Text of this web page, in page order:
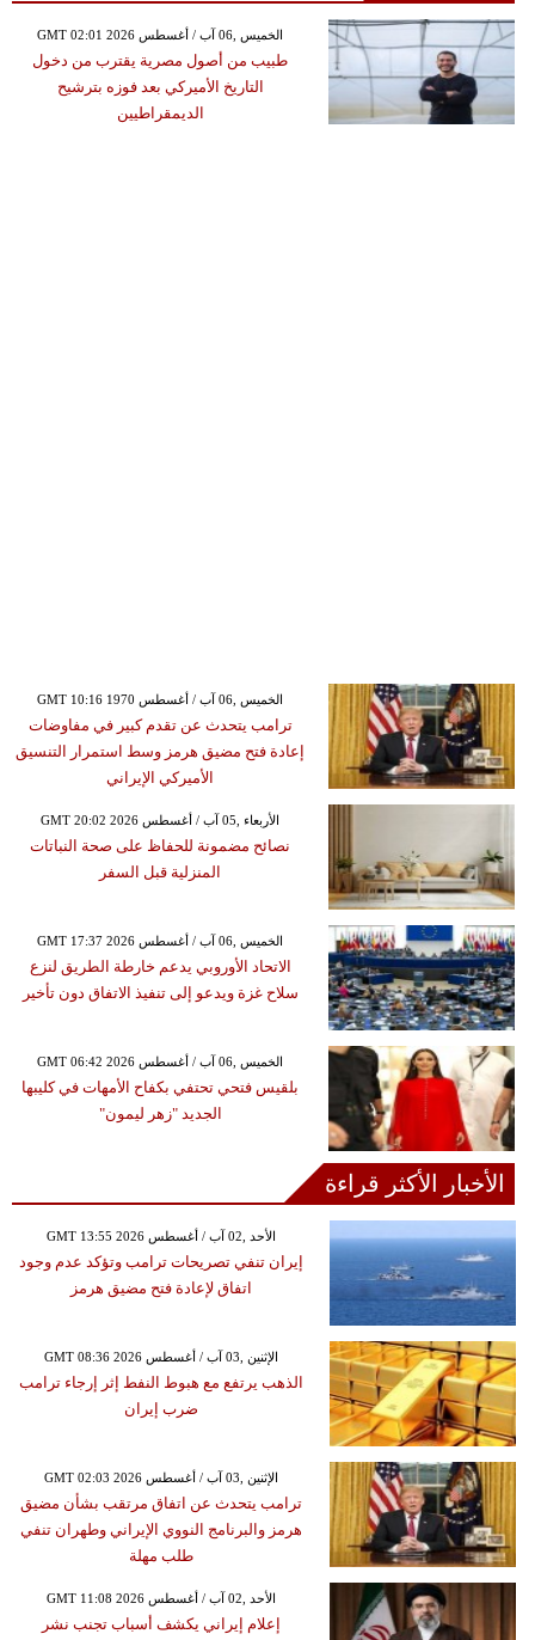
GMT 02:01 2026 الخميس ,06 آب / أغسطس
طبيب من أصول مصرية يقترب من دخول
التاريخ الأميركي بعد فوزه بترشيح
الديمقراطيين
GMT 10:16 1970 الخميس ,06 آب / أغسطس
ترامب يتحدث عن تقدم كبير في مفاوضات
إعادة فتح مضيق هرمز وسط استمرار التنسيق
الأميركي الإيراني
GMT 20:02 2026 الأربعاء ,05 آب / أغسطس
نصائح مضمونة للحفاظ على صحة النباتات
المنزلية قبل السفر
GMT 17:37 2026 الخميس ,06 آب / أغسطس
الاتحاد الأوروبي يدعم خارطة الطريق لنزع
سلاح غزة ويدعو إلى تنفيذ الاتفاق دون تأخير
GMT 06:42 2026 الخميس ,06 آب / أغسطس
بلقيس فتحي تحتفي بكفاح الأمهات في كليبها
الجديد "زهر ليمون"
الأخبار الأكثر قراءة
GMT 13:55 2026 الأحد ,02 آب / أغسطس
إيران تنفي تصريحات ترامب وتؤكد عدم وجود
اتفاق لإعادة فتح مضيق هرمز
GMT 08:36 2026 الإثنين ,03 آب / أغسطس
الذهب يرتفع مع هبوط النفط إثر إرجاء ترامب
ضرب إيران
GMT 02:03 2026 الإثنين ,03 آب / أغسطس
ترامب يتحدث عن اتفاق مرتقب بشأن مضيق
هرمز والبرنامج النووي الإيراني وطهران تنفي
طلب مهلة
GMT 11:08 2026 الأحد ,02 آب / أغسطس
إعلام إيراني يكشف أسباب تجنب نشر